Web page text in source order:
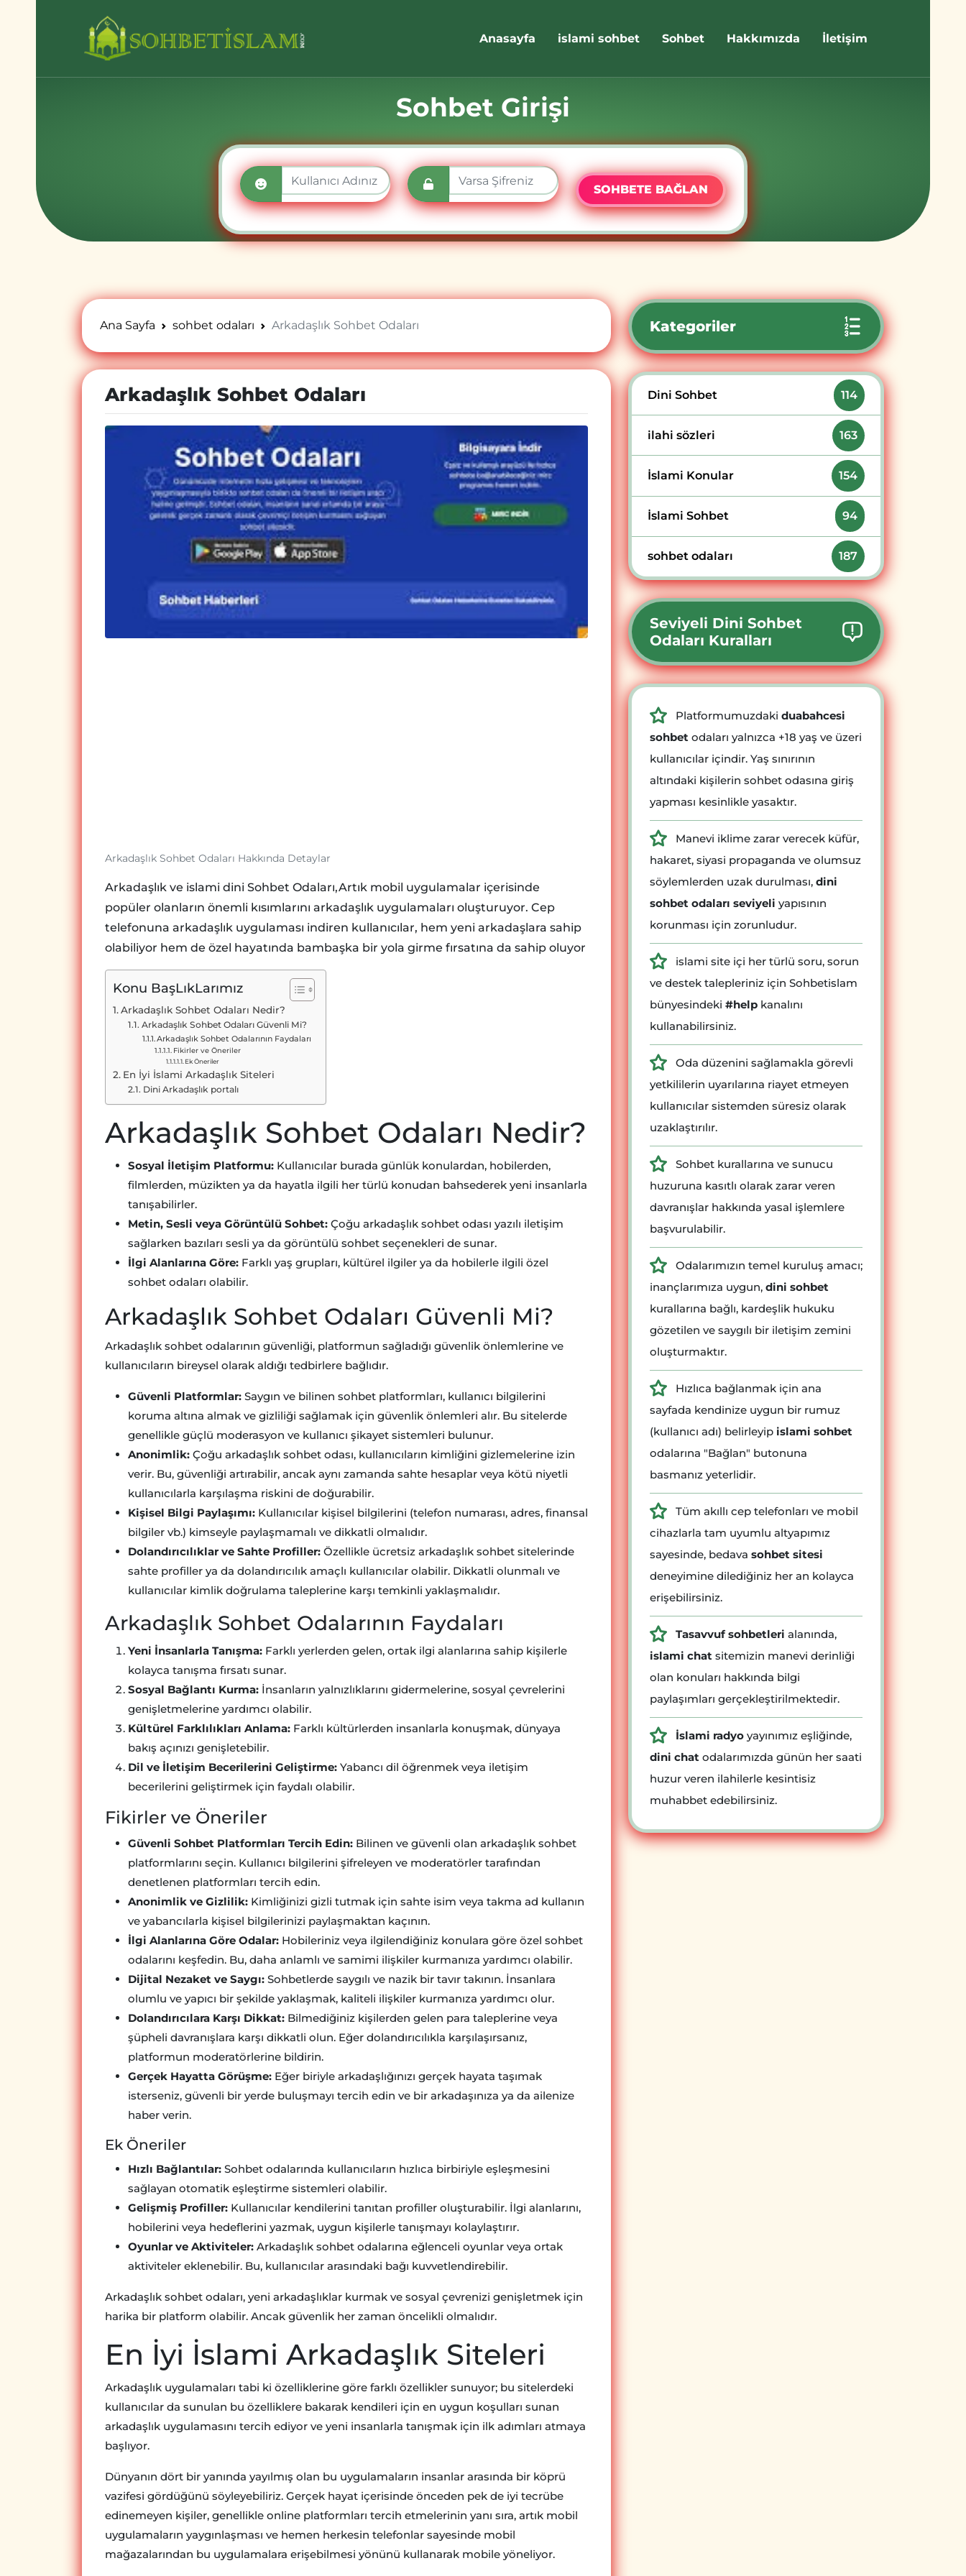
Anasayfa islami sohbet Sohbet Hakkımızda İletişim
Sohbet Girişi
SOHBETE BAĞLAN
Ana Sayfa sohbet odaları Arkadaşlık Sohbet Odaları
Arkadaşlık Sohbet Odaları
Arkadaşlık Sohbet Odaları Hakkında Detaylar
Arkadaşlık ve islami dini Sohbet Odaları,Artık mobil uygulamalar içerisinde
popüler olanların önemli kısımlarını arkadaşlık uygulamaları oluşturuyor. Cep
telefonuna arkadaşlık uygulaması indiren kullanıcılar, hem yeni arkadaşlara sahip
olabiliyor hem de özel hayatında bambaşka bir yola girme fırsatına da sahip oluyor
Konu BaşLıkLarımız
Arkadaşlık Sohbet Odaları Nedir?
Arkadaşlık Sohbet Odaları Güvenli Mi?
Arkadaşlık Sohbet Odalarının Faydaları
Fikirler ve Öneriler
Ek Öneriler
En İyi İslami Arkadaşlık Siteleri
Dini Arkadaşlık portalı
Arkadaşlık Sohbet Odaları Nedir?
Sosyal İletişim Platformu: Kullanıcılar burada günlük konulardan, hobilerden,
filmlerden, müzikten ya da hayatla ilgili her türlü konudan bahsederek yeni insanlarla
tanışabilirler.
Metin, Sesli veya Görüntülü Sohbet: Çoğu arkadaşlık sohbet odası yazılı iletişim
sağlarken bazıları sesli ya da görüntülü sohbet seçenekleri de sunar.
İlgi Alanlarına Göre: Farklı yaş grupları, kültürel ilgiler ya da hobilerle ilgili özel
sohbet odaları olabilir.
Arkadaşlık Sohbet Odaları Güvenli Mi?
Arkadaşlık sohbet odalarının güvenliği, platformun sağladığı güvenlik önlemlerine ve
kullanıcıların bireysel olarak aldığı tedbirlere bağlıdır.
Güvenli Platformlar: Saygın ve bilinen sohbet platformları, kullanıcı bilgilerini
koruma altına almak ve gizliliği sağlamak için güvenlik önlemleri alır. Bu sitelerde
genellikle güçlü moderasyon ve kullanıcı şikayet sistemleri bulunur.
Anonimlik: Çoğu arkadaşlık sohbet odası, kullanıcıların kimliğini gizlemelerine izin
verir. Bu, güvenliği artırabilir, ancak aynı zamanda sahte hesaplar veya kötü niyetli
kullanıcılarla karşılaşma riskini de doğurabilir.
Kişisel Bilgi Paylaşımı: Kullanıcılar kişisel bilgilerini (telefon numarası, adres, finansal
bilgiler vb.) kimseyle paylaşmamalı ve dikkatli olmalıdır.
Dolandırıcılıklar ve Sahte Profiller: Özellikle ücretsiz arkadaşlık sohbet sitelerinde
sahte profiller ya da dolandırıcılık amaçlı kullanıcılar olabilir. Dikkatli olunmalı ve
kullanıcılar kimlik doğrulama taleplerine karşı temkinli yaklaşmalıdır.
Arkadaşlık Sohbet Odalarının Faydaları
Yeni İnsanlarla Tanışma: Farklı yerlerden gelen, ortak ilgi alanlarına sahip kişilerle
kolayca tanışma fırsatı sunar.
Sosyal Bağlantı Kurma: İnsanların yalnızlıklarını gidermelerine, sosyal çevrelerini
genişletmelerine yardımcı olabilir.
Kültürel Farklılıkları Anlama: Farklı kültürlerden insanlarla konuşmak, dünyaya
bakış açınızı genişletebilir.
Dil ve İletişim Becerilerini Geliştirme: Yabancı dil öğrenmek veya iletişim
becerilerini geliştirmek için faydalı olabilir.
Fikirler ve Öneriler
Güvenli Sohbet Platformları Tercih Edin: Bilinen ve güvenli olan arkadaşlık sohbet
platformlarını seçin. Kullanıcı bilgilerini şifreleyen ve moderatörler tarafından
denetlenen platformları tercih edin.
Anonimlik ve Gizlilik: Kimliğinizi gizli tutmak için sahte isim veya takma ad kullanın
ve yabancılarla kişisel bilgilerinizi paylaşmaktan kaçının.
İlgi Alanlarına Göre Odalar: Hobileriniz veya ilgilendiğiniz konulara göre özel sohbet
odalarını keşfedin. Bu, daha anlamlı ve samimi ilişkiler kurmanıza yardımcı olabilir.
Dijital Nezaket ve Saygı: Sohbetlerde saygılı ve nazik bir tavır takının. İnsanlara
olumlu ve yapıcı bir şekilde yaklaşmak, kaliteli ilişkiler kurmanıza yardımcı olur.
Dolandırıcılara Karşı Dikkat: Bilmediğiniz kişilerden gelen para taleplerine veya
şüpheli davranışlara karşı dikkatli olun. Eğer dolandırıcılıkla karşılaşırsanız,
platformun moderatörlerine bildirin.
Gerçek Hayatta Görüşme: Eğer biriyle arkadaşlığınızı gerçek hayata taşımak
isterseniz, güvenli bir yerde buluşmayı tercih edin ve bir arkadaşınıza ya da ailenize
haber verin.
Ek Öneriler
Hızlı Bağlantılar: Sohbet odalarında kullanıcıların hızlıca birbiriyle eşleşmesini
sağlayan otomatik eşleştirme sistemleri olabilir.
Gelişmiş Profiller: Kullanıcılar kendilerini tanıtan profiller oluşturabilir. İlgi alanlarını,
hobilerini veya hedeflerini yazmak, uygun kişilerle tanışmayı kolaylaştırır.
Oyunlar ve Aktiviteler: Arkadaşlık sohbet odalarına eğlenceli oyunlar veya ortak
aktiviteler eklenebilir. Bu, kullanıcılar arasındaki bağı kuvvetlendirebilir.
Arkadaşlık sohbet odaları, yeni arkadaşlıklar kurmak ve sosyal çevrenizi genişletmek için
harika bir platform olabilir. Ancak güvenlik her zaman öncelikli olmalıdır.
En İyi İslami Arkadaşlık Siteleri
Arkadaşlık uygulamaları tabi ki özelliklerine göre farklı özellikler sunuyor; bu sitelerdeki
kullanıcılar da sunulan bu özelliklere bakarak kendileri için en uygun koşulları sunan
arkadaşlık uygulamasını tercih ediyor ve yeni insanlarla tanışmak için ilk adımları atmaya
başlıyor.
Dünyanın dört bir yanında yayılmış olan bu uygulamaların insanlar arasında bir köprü
vazifesi gördüğünü söyleyebiliriz. Gerçek hayat içerisinde önceden pek de iyi tecrübe
edinemeyen kişiler, genellikle online platformları tercih etmelerinin yanı sıra, artık mobil
uygulamaların yaygınlaşması ve hemen herkesin telefonlar sayesinde mobil
mağazalarından bu uygulamalara erişebilmesi yönünü kullanarak mobile yöneliyor.
Kategoriler
Dini Sohbet 114
ilahi sözleri 163
İslami Konular 154
İslami Sohbet 94
sohbet odaları 187
Seviyeli Dini Sohbet
Odaları Kuralları
Platformumuzdaki duabahcesi
sohbet odaları yalnızca +18 yaş ve üzeri
kullanıcılar içindir. Yaş sınırının
altındaki kişilerin sohbet odasına giriş
yapması kesinlikle yasaktır.
Manevi iklime zarar verecek küfür,
hakaret, siyasi propaganda ve olumsuz
söylemlerden uzak durulması, dini
sohbet odaları seviyeli yapısının
korunması için zorunludur.
islami site içi her türlü soru, sorun
ve destek talepleriniz için Sohbetislam
bünyesindeki #help kanalını
kullanabilirsiniz.
Oda düzenini sağlamakla görevli
yetkililerin uyarılarına riayet etmeyen
kullanıcılar sistemden süresiz olarak
uzaklaştırılır.
Sohbet kurallarına ve sunucu
huzuruna kasıtlı olarak zarar veren
davranışlar hakkında yasal işlemlere
başvurulabilir.
Odalarımızın temel kuruluş amacı;
inançlarımıza uygun, dini sohbet
kurallarına bağlı, kardeşlik hukuku
gözetilen ve saygılı bir iletişim zemini
oluşturmaktır.
Hızlıca bağlanmak için ana
sayfada kendinize uygun bir rumuz
(kullanıcı adı) belirleyip islami sohbet
odalarına "Bağlan" butonuna
basmanız yeterlidir.
Tüm akıllı cep telefonları ve mobil
cihazlarla tam uyumlu altyapımız
sayesinde, bedava sohbet sitesi
deneyimine dilediğiniz her an kolayca
erişebilirsiniz.
Tasavvuf sohbetleri alanında,
islami chat sitemizin manevi derinliği
olan konuları hakkında bilgi
paylaşımları gerçekleştirilmektedir.
İslami radyo yayınımız eşliğinde,
dini chat odalarımızda günün her saati
huzur veren ilahilerle kesintisiz
muhabbet edebilirsiniz.